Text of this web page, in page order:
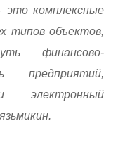
комплексные
типов объектов,
финансово-
предприятий,